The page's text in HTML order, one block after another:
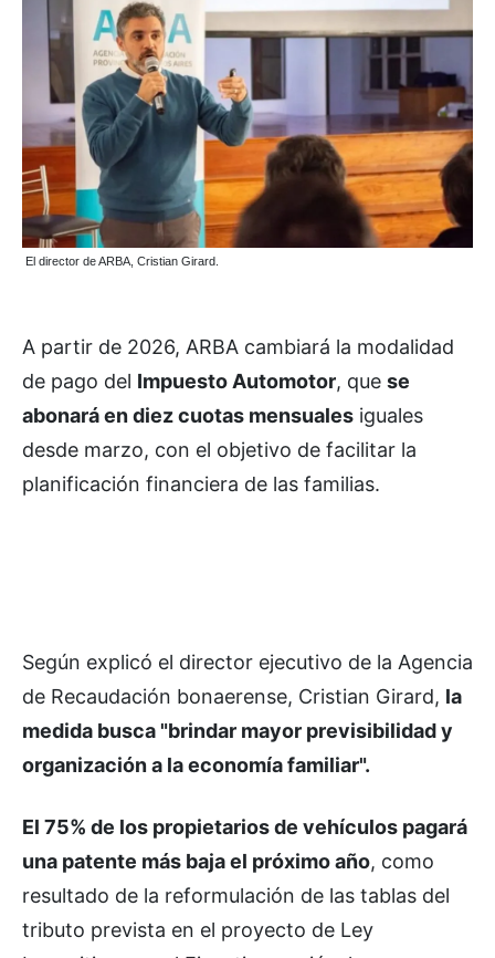
El director de ARBA, Cristian Girard.
A partir de 2026, ARBA cambiará la modalidad
de pago del Impuesto Automotor, que se
abonará en diez cuotas mensuales iguales
desde marzo, con el objetivo de facilitar la
planificación financiera de las familias.
Según explicó el director ejecutivo de la Agencia
de Recaudación bonaerense, Cristian Girard, la
medida busca "brindar mayor previsibilidad y
organización a la economía familiar".
El 75% de los propietarios de vehículos pagará
una patente más baja el próximo año, como
resultado de la reformulación de las tablas del
tributo prevista en el proyecto de Ley